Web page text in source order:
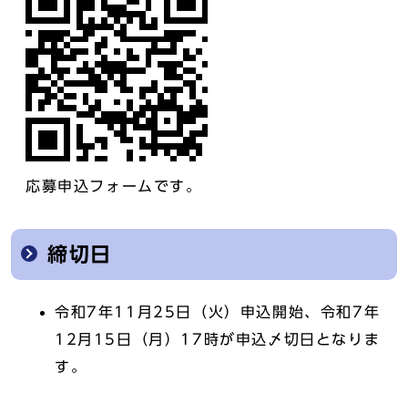
応募申込フォームです。
締切日
令和7年11月25日（火）申込開始、令和7年
12月15日（月）17時が申込〆切日となりま
す。